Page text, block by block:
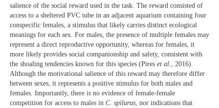
salience of the social reward used in the task. The reward consisted of
access to a sheltered PVC tube in an adjacent aquarium containing four
conspecific females, a stimulus that likely carries distinct ecological
meanings for each sex. For males, the presence of multiple females may
represent a direct reproductive opportunity, whereas for females, it
more likely provides social companionship and safety, consistent with
the shoaling tendencies known for this species (Pires et al ., 2016).
Although the motivational salience of this reward may therefore differ
between sexes, it represents a positive stimulus for both males and
females. Importantly, there is no evidence of female-female
competition for access to males in C. spilurus , nor indications that